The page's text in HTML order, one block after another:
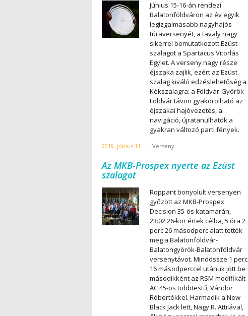
Június 15-16-án rendezi
Balatonföldváron az év egyik
legizgalmasabb nagyhajós
túraversenyét, a tavaly nagy
sikerrel bemutatkozott Ezüst
szalagot a Spartacus Vitorlás
Egylet. A verseny nagy része
éjszaka zajlik, ezért az Ezüst
szalag kiváló edzéslehetőség a
Kékszalagra: a Földvár-Györök-
Földvár távon gyakorolható az
éjszakai hajóvezetés, a
navigáció, újratanulhatók a
gyakran változó parti fények.
2019. június 11. - Verseny
Az MKB-Prospex nyerte az Ezüst
szalagot
Roppant bonyolult versenyen
győzött az MKB-Prospex
Decision 35-ös katamarán,
23:02:26-kor értek célba, 5 óra 2
perc 26 másodperc alatt tették
meg a Balatonföldvár-
Balatongyörök-Balatonföldvár
versenytávot. Mindössze 1 perc
16 másodperccel utánuk jött be
másodikként az RSM modifikált
AC 45-ös többtestű, Vándor
Róbertékkel. Harmadik a New
Black Jack lett, Nagy R. Attilával,